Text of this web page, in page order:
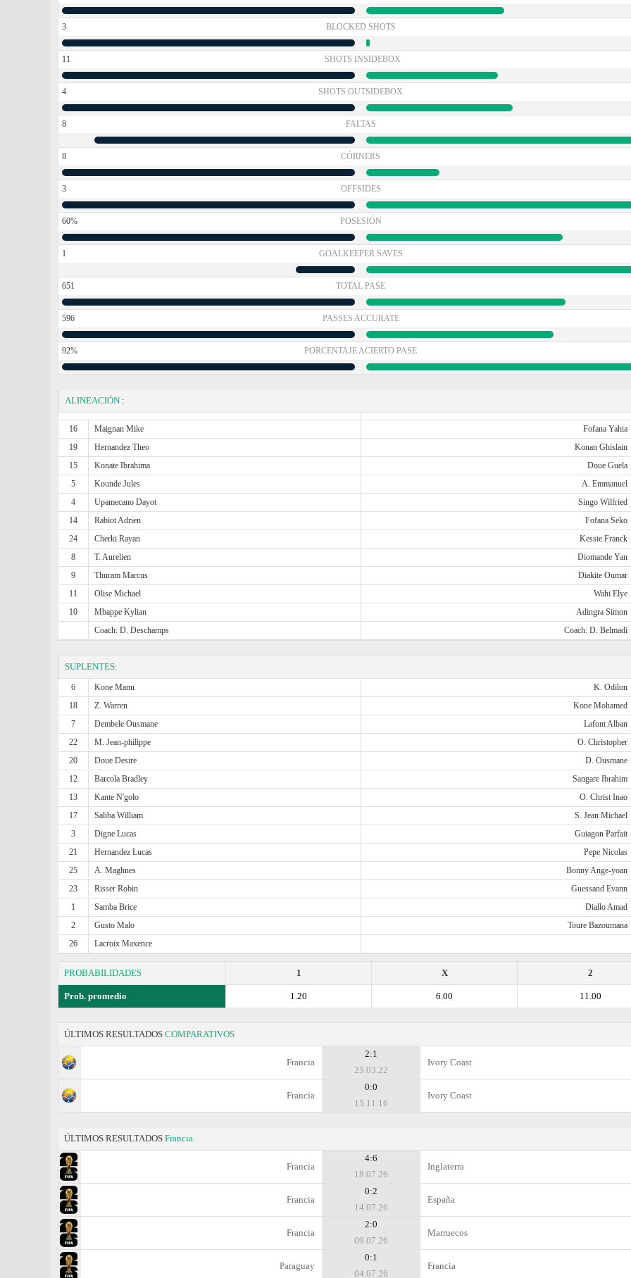
3 BLOCKED SHOTS
11 SHOTS INSIDEBOX
4 SHOTS OUTSIDEBOX
8 FALTAS
8 CÓRNERS
3 OFFSIDES
60% POSESIÓN
1 GOALKEEPER SAVES
651 TOTAL PASE
596 PASSES ACCURATE
92% PORCENTAJE ACIERTO PASE
ALINEACIÓN :
16 Maignan Mike Fofana Yahia
19
Hernandez Theo Konan Ghislain
15
Konate Ibrahima Doue Guela
5
Kounde Jules A. Emmanuel
4
Upamecano Dayot Singo Wilfried
14
Rabiot Adrien Fofana Seko
24
Cherki Rayan Kessie Franck
8
T. Aurelien Diomande Yan
9
Thuram Marcus Diakite Oumar
11
Olise Michael Wahi Elye
10
Mbappe Kylian Adingra Simon
Coach: D. Deschamps
Coach: D. Belmadi
SUPLENTES:
6 Kone Manu K. Odilon
18
Z. Warren Kone Mohamed
7
Dembele Ousmane Lafont Alban
22
M. Jean-philippe O. Christopher
20
Doue Desire D. Ousmane
12
Barcola Bradley Sangare Ibrahim
13
Kante N'golo O. Christ Inao
17
Saliba William S. Jean Michael
3
Digne Lucas Guiagon Parfait
21
Hernandez Lucas Pepe Nicolas
25
A. Maghnes Bonny Ange-yoan
23
Risser Robin Guessand Evann
1
Samba Brice Diallo Amad
2
Gusto Malo Toure Bazoumana
26
Lacroix Maxence
PROBABILIDADES 2
X
1
Prob. promedio 11.00
6.00
1.20
ÚLTIMOS RESULTADOS COMPARATIVOS
Francia
2:1
25.03.22
Ivory Coast
Francia
0:0
15.11.16
Ivory Coast
ÚLTIMOS RESULTADOS Francia
Francia
4:6
18.07.26
Inglaterra
Francia
0:2
14.07.26
España
Francia
2:0
09.07.26
Marruecos
Paraguay
0:1
04.07.26
Francia